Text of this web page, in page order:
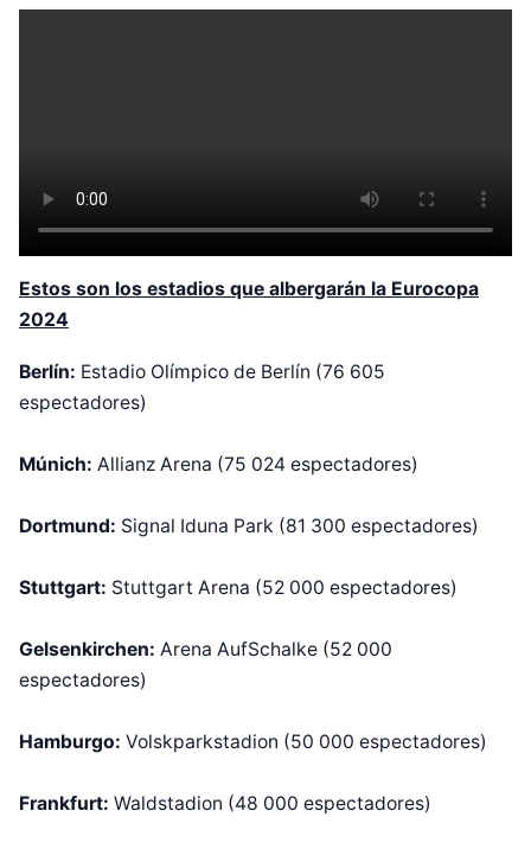
Estos son los estadios que albergarán la Eurocopa
2024
Berlín: Estadio Olímpico de Berlín (76 605
espectadores)
Múnich: Allianz Arena (75 024 espectadores)
Dortmund: Signal Iduna Park (81 300 espectadores)
Stuttgart: Stuttgart Arena (52 000 espectadores)
​Gelsenkirchen: Arena AufSchalke (52 000
espectadores)
Hamburgo: Volskparkstadion (50 000 espectadores)
Frankfurt: Waldstadion (48 000 espectadores)